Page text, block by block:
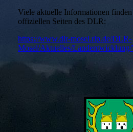
Viele aktuelle Informationen finden
offiziellen Seiten des DLR:
https://www.dlr-mosel.rlp.de/DLR-
Mosel/Aktuelles/Landentwicklung/